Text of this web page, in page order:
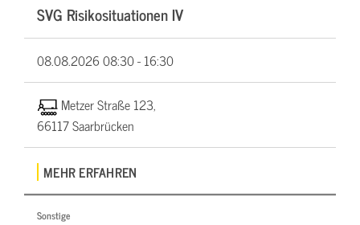
SVG Risikosituationen IV
08.08.202608:30 - 16:30
Metzer Straße 123,
66117 Saarbrücken
MEHR ERFAHREN
Sonstige